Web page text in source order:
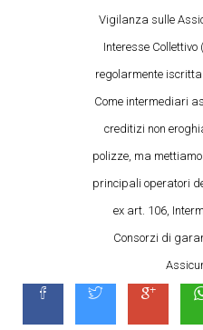
Vigilanza sulle
Interesse Collettivo
regolarmente iscritta
Come intermediari
creditizi non
polizze, ma
principali operatori
ex art. 106,
Consorzi di